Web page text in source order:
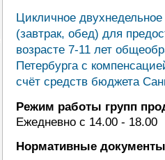
Цикличное
(завтрак, обед) для
возрасте 7-11 лет
Петербурга с
счёт средств бюджета
Режим работы групп
Ежедневно с 14.00 - 18.00
Нормативные документы